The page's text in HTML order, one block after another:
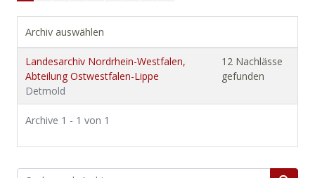
Archiv auswählen
Landesarchiv Nordrhein-Westfalen,
Abteilung Ostwestfalen-Lippe
Detmold
12 Nachlässe
gefunden
Archive 1 - 1 von 1